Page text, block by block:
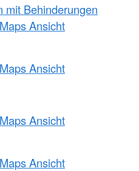
mit Behinderungen
Ansicht
Ansicht
Ansicht
Ansicht